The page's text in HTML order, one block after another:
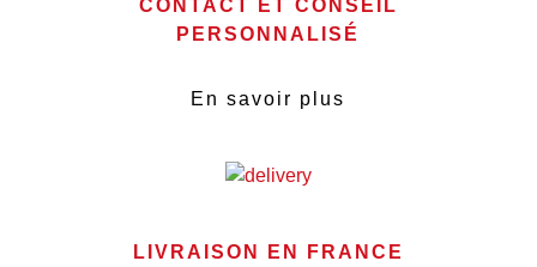
CONTACT ET CONSEIL
PERSONNALISÉ
En savoir plus
LIVRAISON EN FRANCE